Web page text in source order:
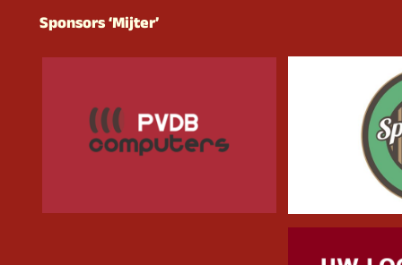
Sponsors ‘Mijter’